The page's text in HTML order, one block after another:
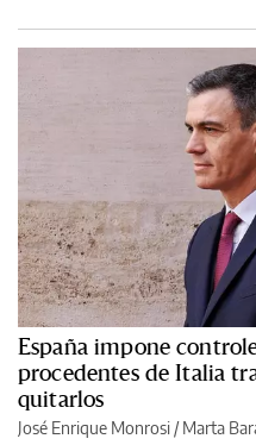
España impone
procedentes de Italia
quitarlos
José Enrique Monrosi / Marta